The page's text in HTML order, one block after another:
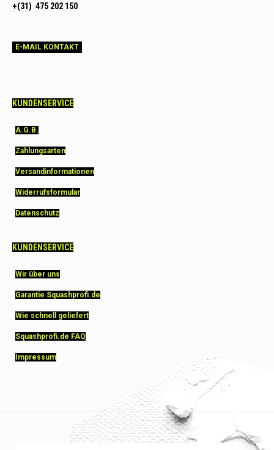
+(31) 475 202 150
E-MAIL KONTAKT
KUNDENSERVICE
A.G.B.
Zahlungsarten
Versandinformationen
Widerrufsformular
Datenschutz
KUNDENSERVICE
Wir über uns
Garantie Squashprofi.de
Wie schnell geliefert
Squashprofi.de FAQ
Impressum